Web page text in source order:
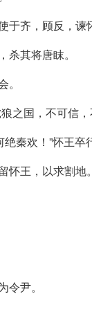
齐，顾反，谏
其将唐眜。
之国，不可信，
秦欢！”怀王卒
怀王，以求割地。
尹。